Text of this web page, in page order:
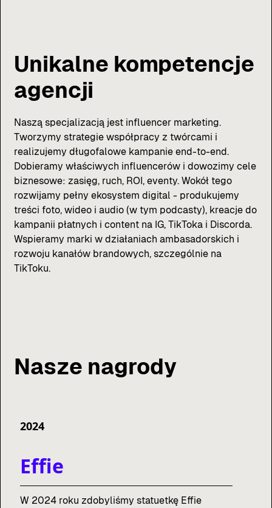
Unikalne kompetencje
agencji
Naszą specjalizacją jest influencer marketing.
Tworzymy strategie współpracy z twórcami i
realizujemy długofalowe kampanie end-to-end.
Dobieramy właściwych influencerów i dowozimy cele
biznesowe: zasięg, ruch, ROI, eventy. Wokół tego
rozwijamy pełny ekosystem digital - produkujemy
treści foto, wideo i audio (w tym podcasty), kreacje do
kampanii płatnych i content na IG, TikToka i Discorda.
Wspieramy marki w działaniach ambasadorskich i
rozwoju kanałów brandowych, szczególnie na
TikToku.
Nasze nagrody
2024
Effie
W 2024 roku zdobyliśmy statuetkę Effie